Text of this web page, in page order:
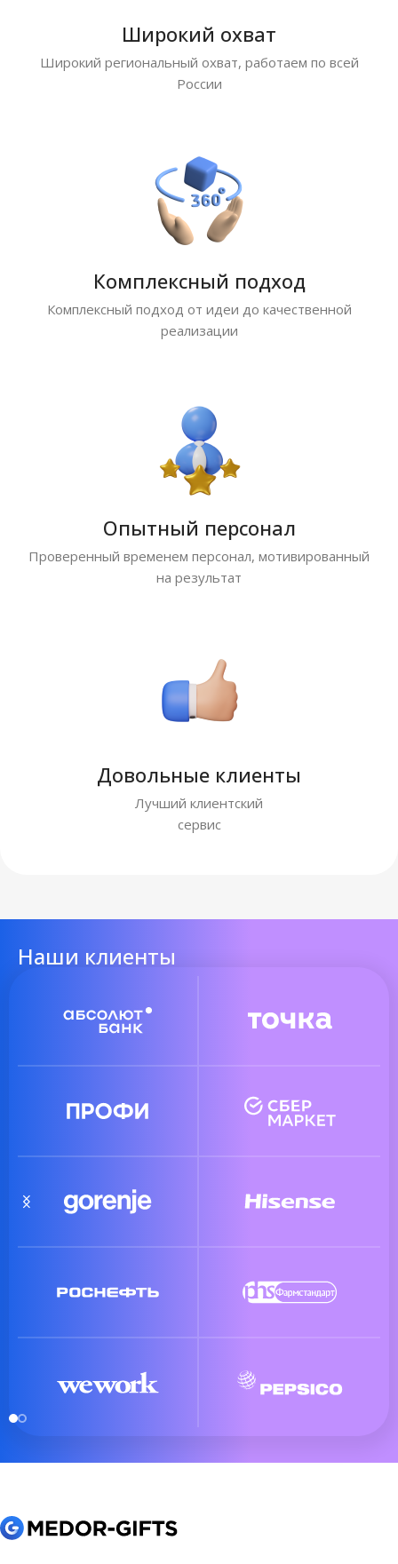
Широкий охват
Широкий региональный охват, работаем по всей
России
Комплексный подход
Комплексный подход от идеи до качественной
реализации
Опытный персонал
Проверенный временем персонал, мотивированный
на результат
Довольные клиенты
Лучший клиентский
сервис
Наши клиенты